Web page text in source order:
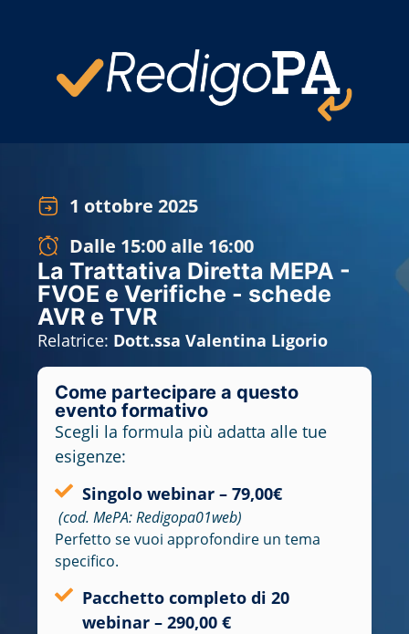
1 ottobre 2025
Dalle 15:00 alle 16:00
La Trattativa Diretta MEPA -
FVOE e Verifiche - schede
AVR e TVR
Relatrice: Dott.ssa Valentina Ligorio
Come partecipare a questo
evento formativo
Scegli la formula più adatta alle tue
esigenze:
Singolo webinar – 79,00€
(cod. MePA: Redigopa01web)
Perfetto se vuoi approfondire un tema
specifico.
Pacchetto completo di 20
webinar – 290,00 €